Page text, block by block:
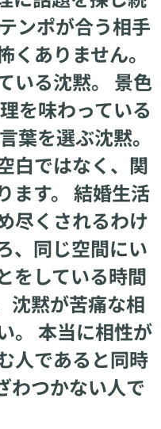
ンポが合う相手
くありません。
いる沈黙。 景色
を味わっている
葉を選ぶ沈黙。
白ではなく、関
ます。 結婚生活
尽くされるわけ
、同じ空間にい
をしている時間
沈黙が苦痛な相
。 本当に相性が
人であると同時
わつかない人で